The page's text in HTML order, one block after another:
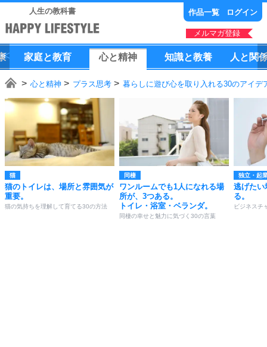
人生の教科書 作品一覧 ログイン
メルマガ登録
家庭と教育 心と精神 知識と教養 人 と 関
心と精神 プラス思考 暮らしに遊び心を取り入れる30のアイデ
猫
猫のトイレは、場所と雰囲気が
重要。
猫の気持ちを理解して育てる30の方法
同棲
ワンルームでも1人になれる場
所が、3つある。
トイレ・浴室・ベランダ。
同棲の幸せと魅力に気づく30の言葉
独立・起
逃げたい
る。
ビジネスチ